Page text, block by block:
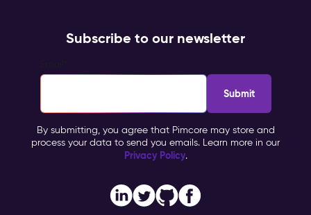
Subscribe to our newsletter
By submitting, you agree that Pimcore may store and
process your data to send you emails. Learn more in our
Privacy Policy.